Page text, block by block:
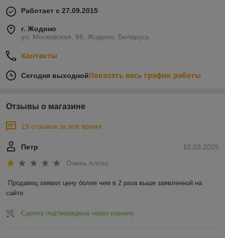
Работает с 27.09.2015
г. Жодино
ул. Московская, 66, Жодино, Беларусь
Контакты
Сегодня выходнойПоказать весь график работы
Отзывы о магазине
19 отзывов за всё время
10.03.2025
Петр
Очень плохо
Продавец заявил цену более чем в 2 раза выше заявленной на
сайте.
Сделка подтверждена через корзину